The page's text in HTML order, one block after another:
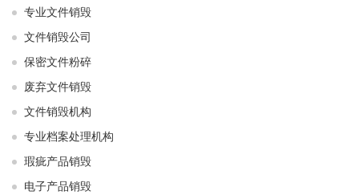
专业文件销毁
文件销毁公司
保密文件粉碎
废弃文件销毁
文件销毁机构
专业档案处理机构
瑕疵产品销毁
电子产品销毁